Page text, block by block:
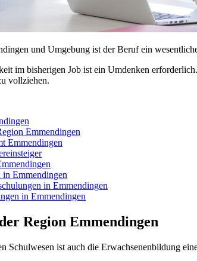
und Umgebung ist der Beruf ein
im bisherigen Job ist ein Umdenken
vollziehen.
Emmendingen
Emmendingen
Emmendingen
in Emmendingen
in Emmendingen
Region Emmendingen
Schulwesen ist auch die Erwachsenenbildung